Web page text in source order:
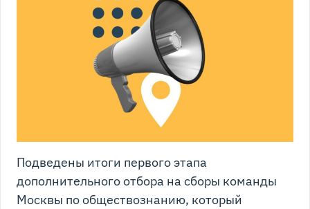
Подведены итоги первого этапа
дополнительного отбора на сборы команды
Москвы по обществознанию, который